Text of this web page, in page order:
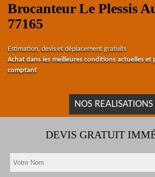
Brocanteur Le Plessis
77165
Estimation, devis et déplacement gratuits
Achat dans les meilleures conditions actuelles et
comptant
NOS REALISATIONS
DEVIS GRATUIT